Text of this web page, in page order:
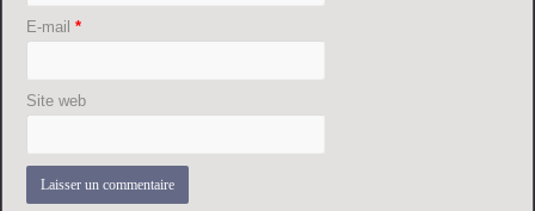
E-mail*
Site web